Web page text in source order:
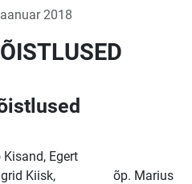
2018
Egert
Kiisk,
õp. Marius